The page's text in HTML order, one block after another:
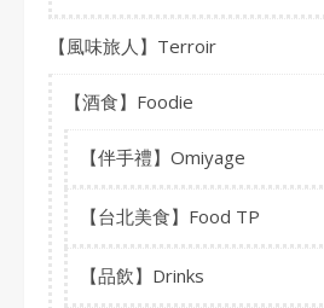
【風味旅人】Terroir
【酒食】Foodie
【伴手禮】Omiyage
【台北美食】Food TP
【品飲】Drinks